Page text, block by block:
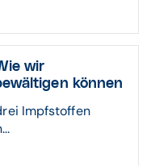
wir
können
Impfstoffen